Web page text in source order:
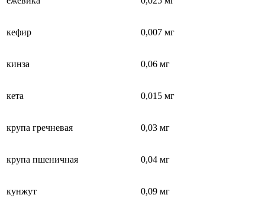
кефир 0,007 мг
кинза 0,06 мг
кета 0,015 мг
крупа гречневая 0,03 мг
крупа пшеничная 0,04 мг
кунжут 0,09 мг